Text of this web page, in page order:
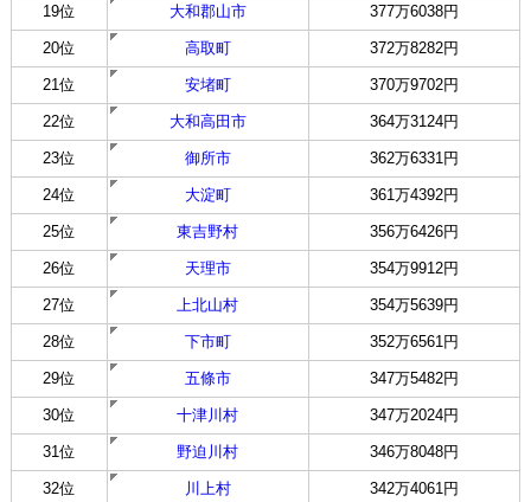
19位 大和郡山市 377万6038円
20位 高取町 372万8282円
21位 安堵町 370万9702円
22位 大和高田市 364万3124円
23位 御所市 362万6331円
24位 大淀町 361万4392円
25位 東吉野村 356万6426円
26位 天理市 354万9912円
27位 上北山村 354万5639円
28位 下市町 352万6561円
29位 五條市 347万5482円
30位 十津川村 347万2024円
31位 野迫川村 346万8048円
32位 川上村 342万4061円